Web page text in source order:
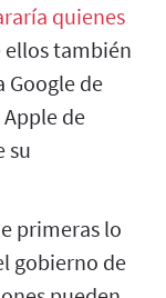
quienes
ellos también
Google de
de
su
primeras lo
gobierno de